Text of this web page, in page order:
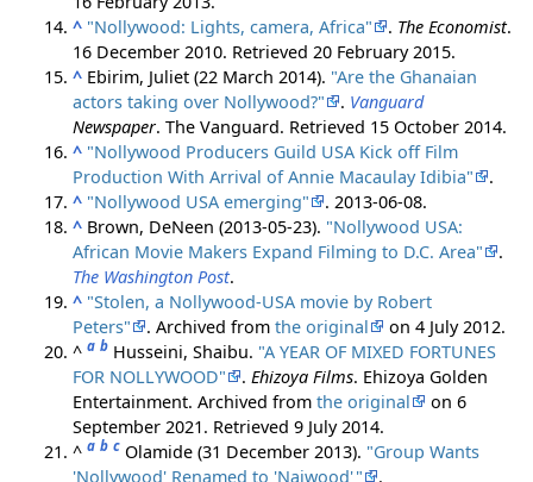
^ "Nollywood: Lights, camera, Africa" . The Economist.
16 December 2010. Retrieved 20 February2015.
^ Ebirim, Juliet (22 March 2014). "Are the Ghanaian
actors taking over Nollywood?"
. Vanguard
Newspaper. The Vanguard. Retrieved 15 October 2014.
^ "Nollywood Producers Guild USA Kick off Film
Production With Arrival of Annie Macaulay Idibia"
.
^ "Nollywood USA emerging"
. 2013-06-08.
^ Brown, DeNeen (2013-05-23). "Nollywood USA:
African Movie Makers Expand Filming to D.C. Area"
.
The Washington Post.
^ "Stolen, a Nollywood-USA movie by Robert
Peters"
. Archived fromthe original
on 4 July 2012.
^a b Husseini, Shaibu. "A YEAR OF MIXED FORTUNES
FOR NOLLYWOOD"
. Ehizoya Films. Ehizoya Golden
Entertainment. Archived fromthe original
on 6
September 2021. Retrieved9 July2014.
^a b c Olamide (31 December 2013). "Group Wants
'Nollywood' Renamed to 'Naiwood'"
.